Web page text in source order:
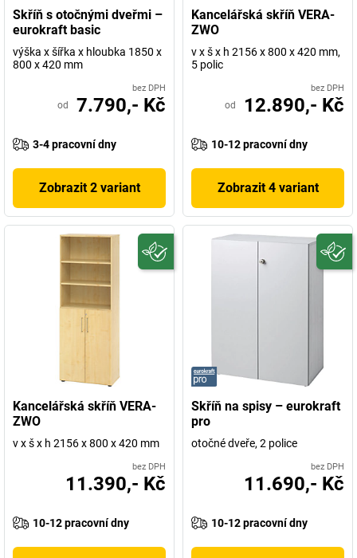
Skříň s otočnými dveřmi –
eurokraft basic
výška x šířka x hloubka 1850 x
800 x 420 mm
bez DPH
od 7.790,- Kč
3-4 pracovní dny
Zobrazit 2 variant
Kancelářská skříň VERA-
ZWO
v x š x h 2156 x 800 x 420 mm,
5 polic
bez DPH
od 12.890,- Kč
10-12 pracovní dny
Zobrazit 4 variant
Kancelářská skříň VERA-
ZWO
v x š x h 2156 x 800 x 420 mm
bez DPH
11.390,- Kč
10-12 pracovní dny
Skříň na spisy – eurokraft
pro
otočné dveře, 2 police
bez DPH
11.690,- Kč
10-12 pracovní dny